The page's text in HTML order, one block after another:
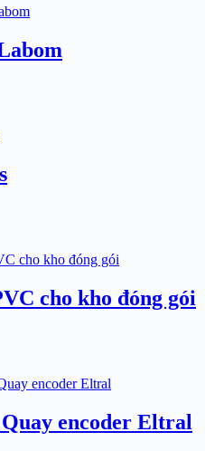
cho kho đóng gói
encoder Eltral